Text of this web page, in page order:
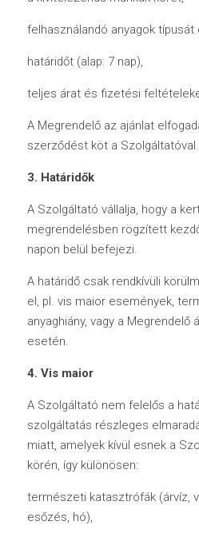
felhasználandó anyagok
határidőt (alap: 7 nap),
teljes árat és fizetési
A Megrendelő az ajánlat
szerződést köt a Szolgáltatóval.
3. Határidők
A Szolgáltató vállalja, hogy a
megrendelésben rögzített
napon belül befejezi.
A határidő csak rendkívüli
el, pl. vis maior események,
anyaghiány, vagy a
esetén.
4. Vis maior
A Szolgáltató nem felelős a
szolgáltatás részleges
miatt, amelyek kívül esnek a
körén, így különösen:
természeti katasztrófák (árvíz,
esőzés, hó),